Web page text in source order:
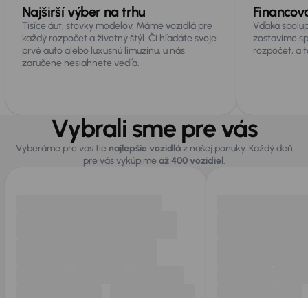
Najširší výber na trhu
Tisíce áut, stovky modelov. Máme vozidlá pre
každý rozpočet a životný štýl. Či hľadáte svoje
prvé auto alebo luxusnú limuzínu, u nás
zaručene nesiahnete vedľa.
Vďaka
zostavíme
rozpočet, a
Vybrali sme pre vás
Vyberáme pre vás tie najlepšie vozidláz našej ponuky. Každý deň
pre vás vykúpimeaž 400 vozidiel.